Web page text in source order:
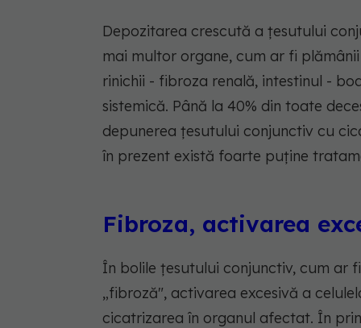
Depozitarea crescută a țesutului
mai multor organe, cum ar fi
rinichii - fibroza renală, intestinul -
sistemică. Până la 40% din toate
depunerea țesutului conjunctiv cu
în prezent există foarte puține
Fibroza, activarea
În bolile țesutului conjunctiv, cum ar
„fibroză", activarea excesivă a
cicatrizarea în organul afectat. În